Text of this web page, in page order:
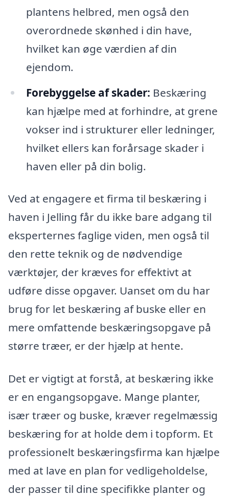
plantens helbred, men også den
overordnede skønhed i din have,
hvilket kan øge værdien af din
ejendom.
Forebyggelse af skader: Beskæring
kan hjælpe med at forhindre, at grene
vokser ind i strukturer eller ledninger,
hvilket ellers kan forårsage skader i
haven eller på din bolig.
Ved at engagere et firma til beskæring i
haven i Jelling får du ikke bare adgang til
eksperternes faglige viden, men også til
den rette teknik og de nødvendige
værktøjer, der kræves for effektivt at
udføre disse opgaver. Uanset om du har
brug for let beskæring af buske eller en
mere omfattende beskæringsopgave på
større træer, er der hjælp at hente.
Det er vigtigt at forstå, at beskæring ikke
er en engangsopgave. Mange planter,
især træer og buske, kræver regelmæssig
beskæring for at holde dem i topform. Et
professionelt beskæringsfirma kan hjælpe
med at lave en plan for vedligeholdelse,
der passer til dine specifikke planter og